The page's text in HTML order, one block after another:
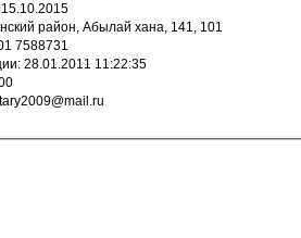
Дата выдачи лицензии: 15.10.2015
район, Абылай хана, 141, 101
+7 701 7588731
Дата учетной регистрации: 28.01.2011 11:22:35
адрес: notary2009@mail.ru